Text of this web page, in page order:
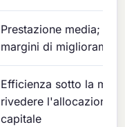
Prestazione media;
margini di
Efficienza sotto la
rivedere l'allocazione
capitale